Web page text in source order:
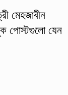
মেহজাবীন
পোস্টগুলো যেন